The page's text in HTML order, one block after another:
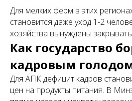
Для мелких ферм в этих
становится даже уход 1-2
хозяйства вынуждены
Как государство
кадровым
Для АПК дефицит кадров
цен на продукты питания. В